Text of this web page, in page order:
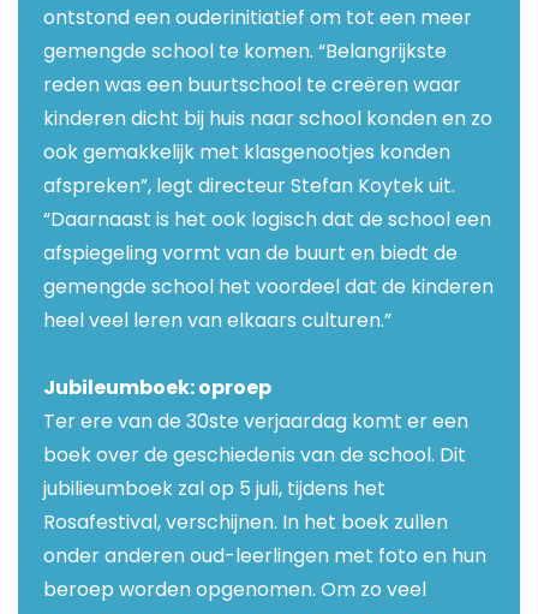
ontstond een ouderinitiatief om tot een meer
gemengde school te komen. “Belangrijkste
reden was een buurtschool te creëren waar
kinderen dicht bij huis naar school konden en zo
ook gemakkelijk met klasgenootjes konden
afspreken”, legt directeur Stefan Koytek uit.
“Daarnaast is het ook logisch dat de school een
afspiegeling vormt van de buurt en biedt de
gemengde school het voordeel dat de kinderen
heel veel leren van elkaars culturen.”
Jubileumboek: oproep
Ter ere van de 30ste verjaardag komt er een
boek over de geschiedenis van de school. Dit
jubilieumboek zal op 5 juli, tijdens het
Rosafestival, verschijnen. In het boek zullen
onder anderen oud-leerlingen met foto en hun
beroep worden opgenomen. Om zo veel